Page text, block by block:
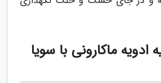
ادویه ماکارونی با سویا